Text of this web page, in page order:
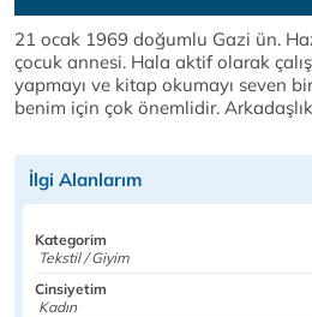
21 ocak 1969 doğumlu Gazi ün.
çocuk annesi. Hala aktif olarak
yapmayı ve kitap okumayı seven
benim için çok önemlidir.
İlgi Alanlarım
Kategorim
Tekstil / Giyim
Cinsiyetim
Kadın